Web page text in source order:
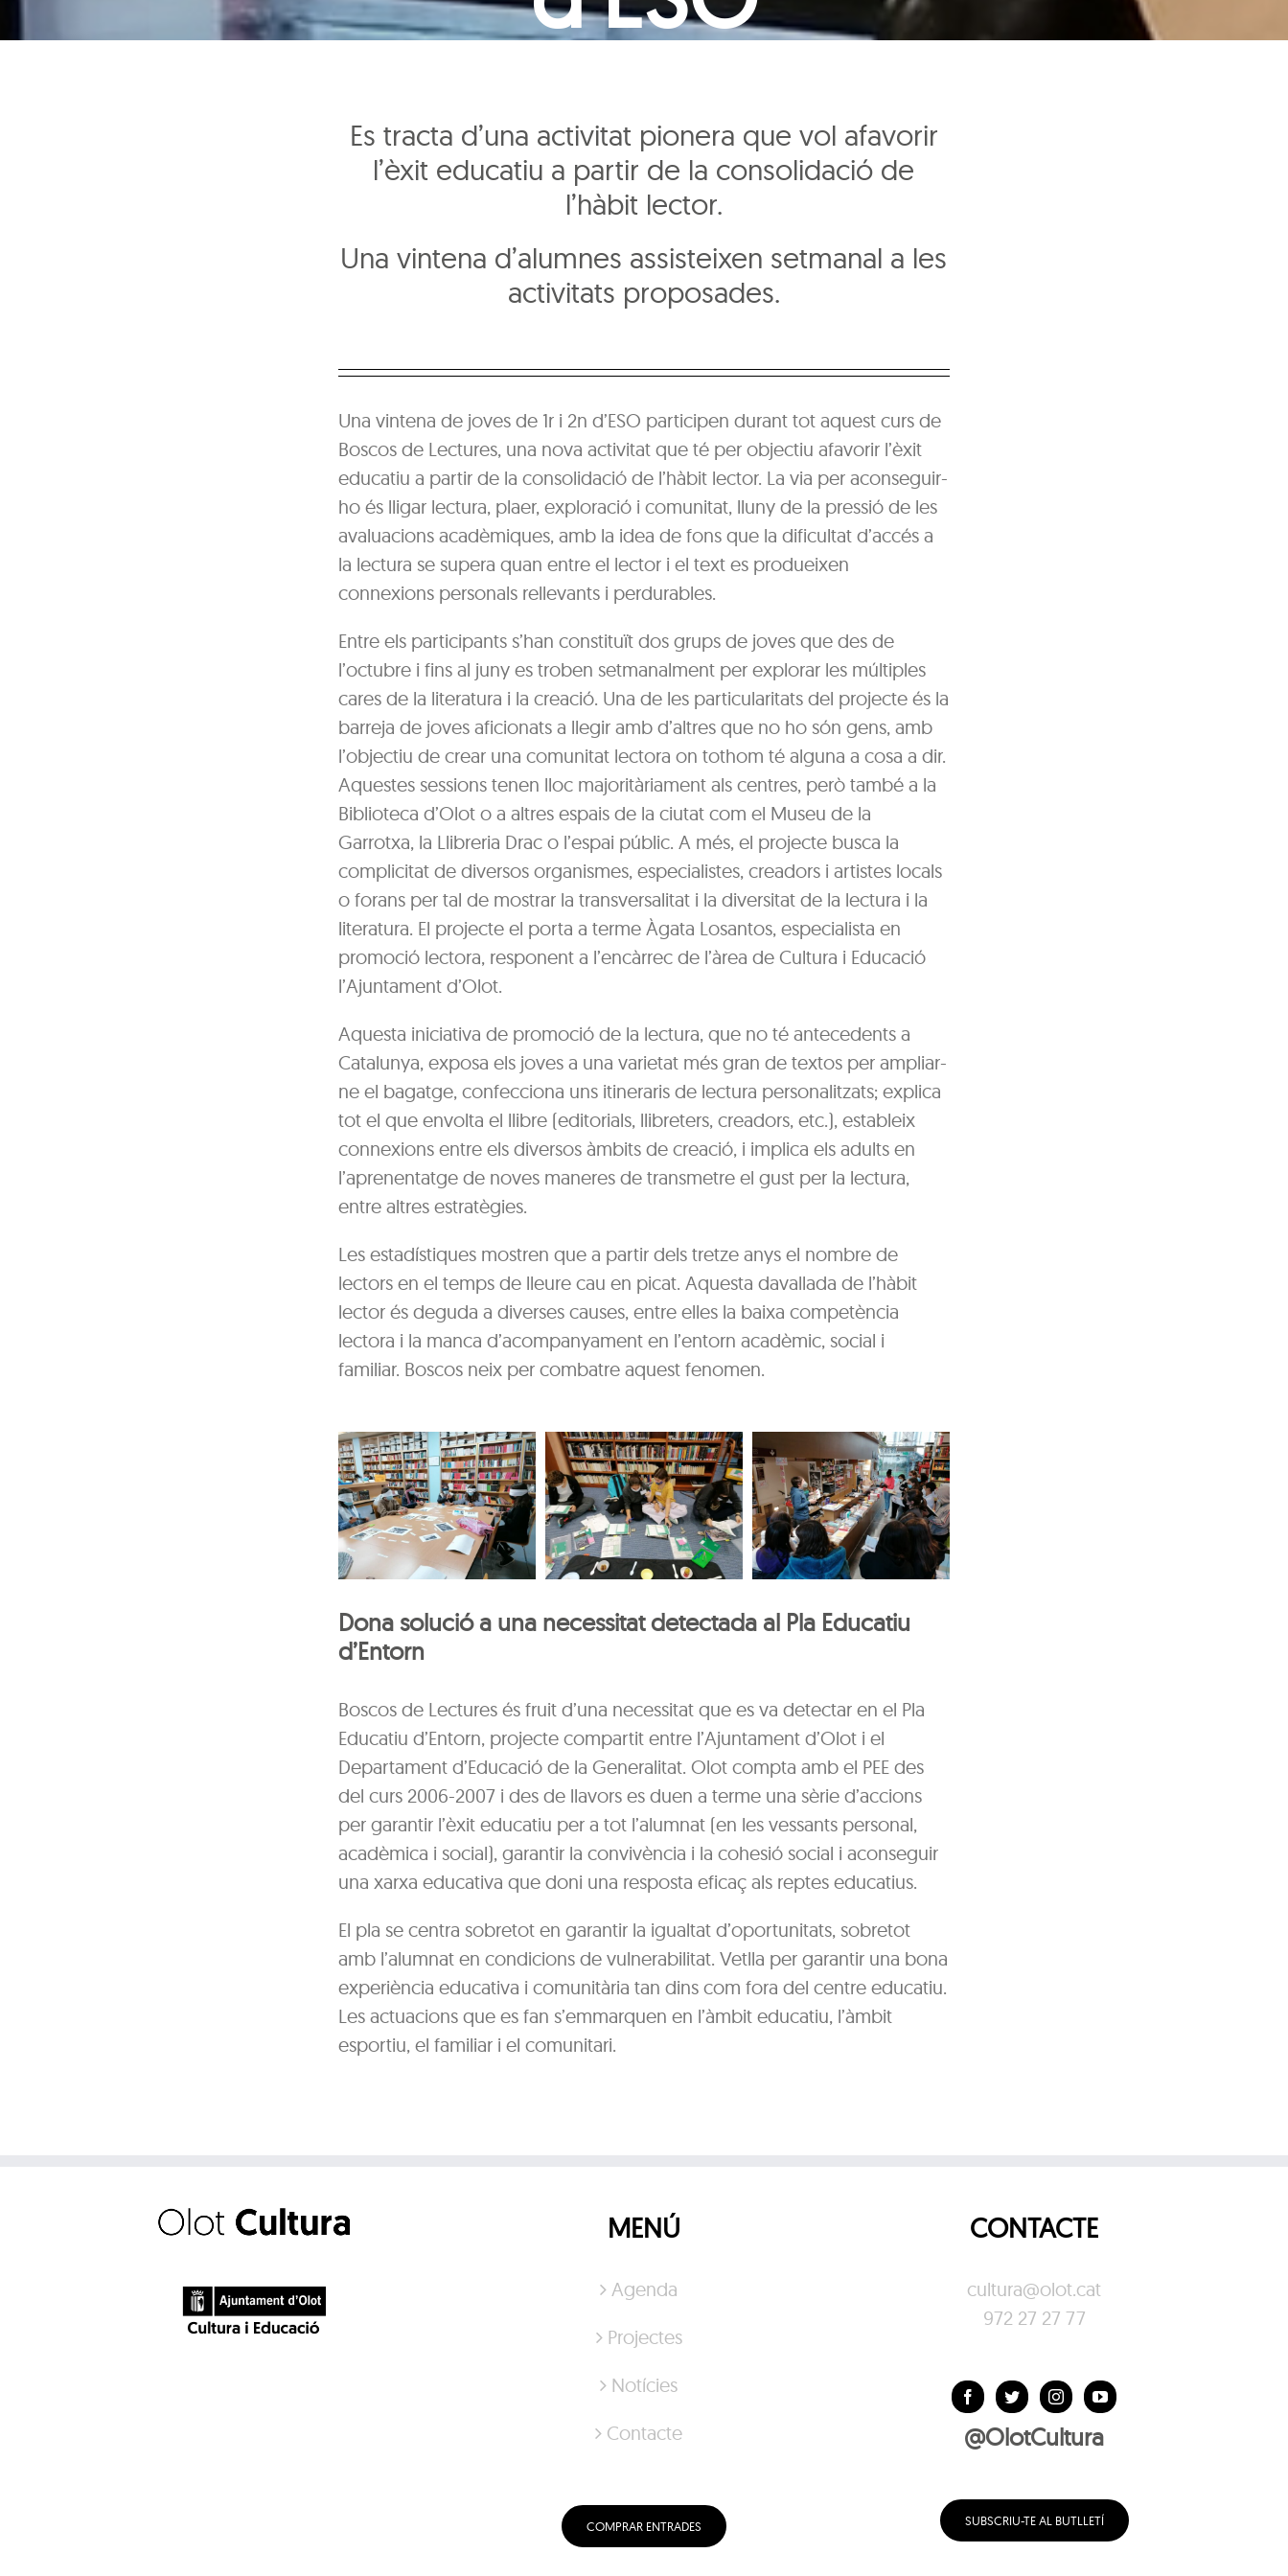
Es tracta d’una activitat pionera que vol afavorir
l’èxit educatiu a partir de la consolidació de
l’hàbit lector.
Una vintena d’alumnes assisteixen setmanal a les
activitats proposades.
Una vintena de joves de 1r i 2n d’ESO participen durant tot aquest curs de
Boscos de Lectures, una nova activitat que té per objectiu afavorir l’èxit
educatiu a partir de la consolidació de l’hàbit lector. La via per aconseguir-
ho és lligar lectura, plaer, exploració i comunitat, lluny de la pressió de les
avaluacions acadèmiques, amb la idea de fons que la dificultat d’accés a
la lectura se supera quan entre el lector i el text es produeixen
connexions personals rellevants i perdurables.
Entre els participants s’han constituït dos grups de joves que des de
l’octubre i fins al juny es troben setmanalment per explorar les múltiples
cares de la literatura i la creació. Una de les particularitats del projecte és la
barreja de joves aficionats a llegir amb d’altres que no ho són gens, amb
l’objectiu de crear una comunitat lectora on tothom té alguna a cosa a dir.
Aquestes sessions tenen lloc majoritàriament als centres, però també a la
Biblioteca d’Olot o a altres espais de la ciutat com el Museu de la
Garrotxa, la Llibreria Drac o l’espai públic. A més, el projecte busca la
complicitat de diversos organismes, especialistes, creadors i artistes locals
o forans per tal de mostrar la transversalitat i la diversitat de la lectura i la
literatura. El projecte el porta a terme Àgata Losantos, especialista en
promoció lectora, responent a l’encàrrec de l’àrea de Cultura i Educació
l’Ajuntament d’Olot.
Aquesta iniciativa de promoció de la lectura, que no té antecedents a
Catalunya, exposa els joves a una varietat més gran de textos per ampliar-
ne el bagatge, confecciona uns itineraris de lectura personalitzats; explica
tot el que envolta el llibre (editorials, llibreters, creadors, etc.), estableix
connexions entre els diversos àmbits de creació, i implica els adults en
l’aprenentatge de noves maneres de transmetre el gust per la lectura,
entre altres estratègies.
Les estadístiques mostren que a partir dels tretze anys el nombre de
lectors en el temps de lleure cau en picat. Aquesta davallada de l’hàbit
lector és deguda a diverses causes, entre elles la baixa competència
lectora i la manca d’acompanyament en l’entorn acadèmic, social i
familiar. Boscos neix per combatre aquest fenomen.
Dona solució a una necessitat detectada al Pla Educatiu
d’Entorn
Boscos de Lectures és fruit d’una necessitat que es va detectar en el Pla
Educatiu d’Entorn, projecte compartit entre l’Ajuntament d’Olot i el
Departament d’Educació de la Generalitat. Olot compta amb el PEE des
del curs 2006-2007 i des de llavors es duen a terme una sèrie d’accions
per garantir l’èxit educatiu per a tot l’alumnat (en les vessants personal,
acadèmica i social), garantir la convivència i la cohesió social i aconseguir
una xarxa educativa que doni una resposta eficaç als reptes educatius.
El pla se centra sobretot en garantir la igualtat d’oportunitats, sobretot
amb l’alumnat en condicions de vulnerabilitat. Vetlla per garantir una bona
experiència educativa i comunitària tan dins com fora del centre educatiu.
Les actuacions que es fan s’emmarquen en l’àmbit educatiu, l’àmbit
esportiu, el familiar i el comunitari.
MENÚ
Agenda
Projectes
Notícies
Contacte
COMPRAR ENTRADES
CONTACTE
cultura@olot.cat
972 27 27 77
@OlotCultura
SUBSCRIU-TE AL BUTLLETÍ